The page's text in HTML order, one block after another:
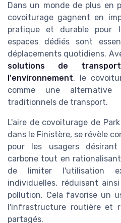
Dans un monde de plus en
covoiturage gagnent en
pratique et durable pour
espaces dédiés sont
déplacements quotidiens.
solutions de
l'environnement, le
comme une alternative
traditionnels de transport.
L'aire de covoiturage de
dans le Finistère, se révèle
pour les usagers
carbone tout en
de limiter l'utilisation
individuelles, réduisant
pollution. Cela favorise un
l'infrastructure routière et
partagés.